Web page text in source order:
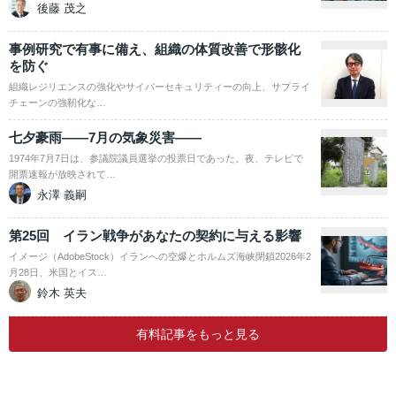
後藤 茂之
事例研究で有事に備え、組織の体質改善で形骸化
を防ぐ
組織レジリエンスの強化やサイバーセキュリティーの向上、サプライ
チェーンの強靭化な…
七夕豪雨――7月の気象災害――
1974年7月7日は、参議院議員選挙の投票日であった。夜、テレビで
開票速報が放映されて…
永澤 義嗣
第25回 イラン戦争があなたの契約に与える影響
イメージ（AdobeStock）イランへの空爆とホルムズ海峡閉鎖2026年2
月28日、米国とイス…
鈴木 英夫
有料記事をもっと見る